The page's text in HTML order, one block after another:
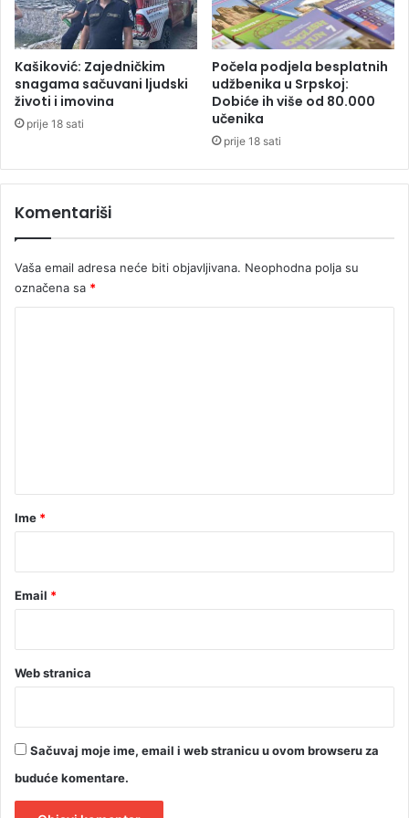
“
i
a
ć
a
?
a
i
o
d
v
r
Kašiković: Zajedničkim
snagama sačuvani ljudski
životi i imovina
prije 18 sati
Počela podjela besplatnih
udžbenika u Srpskoj:
Dobiće ih više od 80.000
učenika
prije 18 sati
Komentariši
Vaša email adresa neće biti objavljivana. Neophodna polja su
označena sa *
rIme *
Email *
Web stranica
Sačuvaj moje ime, email i web stranicu u ovom browseru za
buduće komentare.